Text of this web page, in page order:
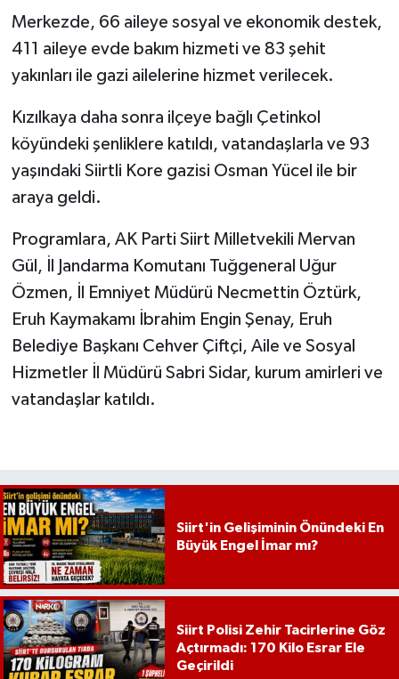
Merkezde, 66 aileye sosyal ve ekonomik destek,
411 aileye evde bakım hizmeti ve 83 şehit
yakınları ile gazi ailelerine hizmet verilecek.
Kızılkaya daha sonra ilçeye bağlı Çetinkol
köyündeki şenliklere katıldı, vatandaşlarla ve 93
yaşındaki Siirtli Kore gazisi Osman Yücel ile bir
araya geldi.
Programlara, AK Parti Siirt Milletvekili Mervan
Gül, İl Jandarma Komutanı Tuğgeneral Uğur
Özmen, İl Emniyet Müdürü Necmettin Öztürk,
Eruh Kaymakamı İbrahim Engin Şenay, Eruh
Belediye Başkanı Cehver Çiftçi, Aile ve Sosyal
Hizmetler İl Müdürü Sabri Sidar, kurum amirleri ve
vatandaşlar katıldı.
Siirt'in Gelişiminin Önündeki En
Büyük Engel İmar mı?
Siirt Polisi Zehir Tacirlerine Göz
Açtırmadı: 170 Kilo Esrar Ele
Geçirildi